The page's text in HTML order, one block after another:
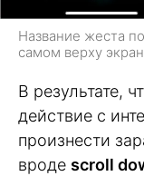
Название жеста
самом верху
В результате,
действие с
произнести
вроде scroll